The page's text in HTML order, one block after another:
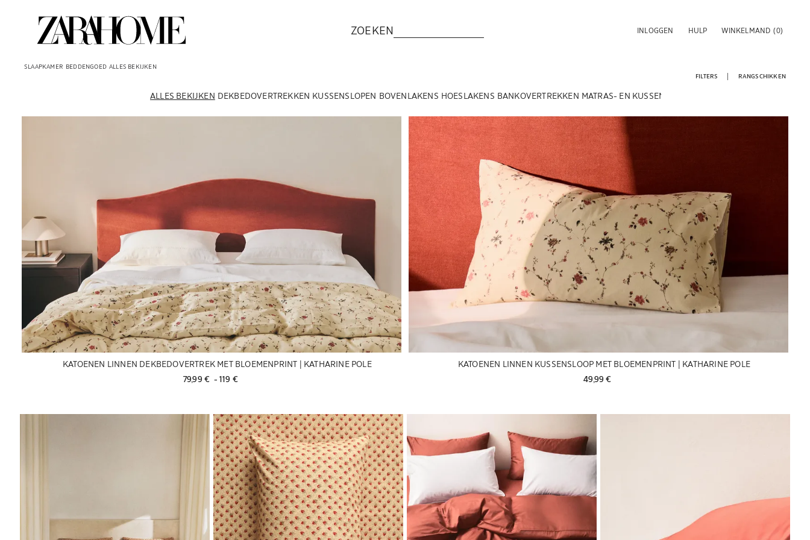
ZOEKEN INLOGGEN HULP WINKELMAND (0)
SLAAPKAMER BEDDENGOED ALLES BEKIJKEN
ALLES BEKIJKEN DEKBEDOVERTREKKEN KUSSENSLOPEN BOVENLAKENS HOESLAKENS BANKOVERTREKKEN MATRAS- EN KUSSENBESCHERMERS
FILTERS RANGSCHIKKEN
KATOENEN LINNEN DEKBEDOVERTREK MET BLOEMENPRINT | KATHARINE POLE
79,99 € - 119 €
KATOENEN LINNEN KUSSENSLOOP MET BLOEMENPRINT | KATHARINE POLE
49,99 €
Afbeelding gewijzigd naar 1 van 6 Afbeelding gewijzigd naar 1 van 6 Afbeelding gewijzigd naar 1 van 6 Afbeelding gewijzigd naar 1 van 6